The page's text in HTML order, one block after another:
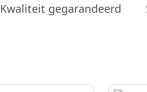
Kwaliteit gegarandeerd